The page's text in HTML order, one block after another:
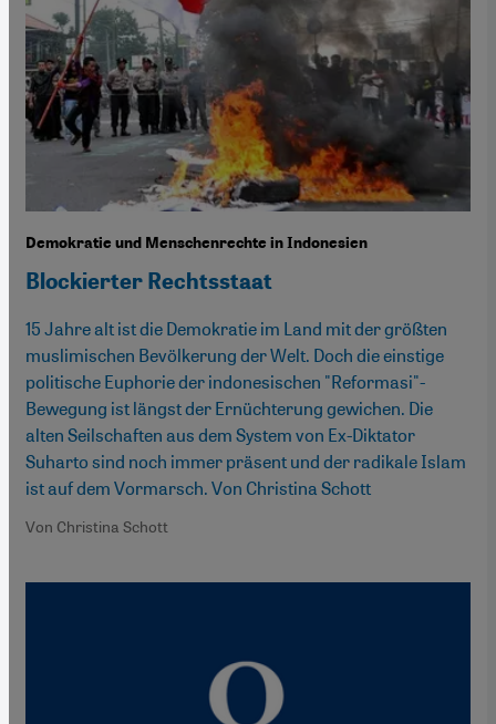
Demokratie und Menschenrechte in Indonesien
Blockierter Rechtsstaat
15 Jahre alt ist die Demokratie im Land mit der größten
muslimischen Bevölkerung der Welt. Doch die einstige
politische Euphorie der indonesischen "Reformasi"-
Bewegung ist längst der Ernüchterung gewichen. Die
alten Seilschaften aus dem System von Ex-Diktator
Suharto sind noch immer präsent und der radikale Islam
ist auf dem Vormarsch. Von Christina Schott
Von Christina Schott